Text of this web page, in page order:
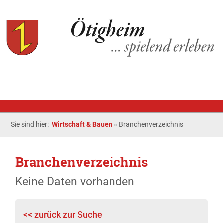
Sie sind hier:Wirtschaft & Bauen » Branchenverzeichnis
Branchenverzeichnis
Keine Daten vorhanden
<< zurück zur Suche